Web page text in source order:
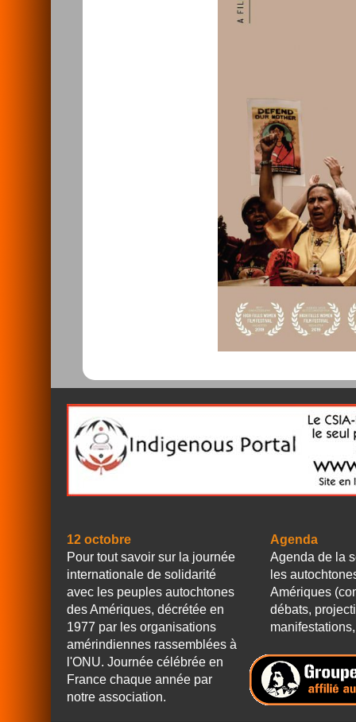
12 octobre
Pour tout savoir sur la journée
internationale de solidarité
avec les peuples autochtones
des Amériques, décrétée en
1977 par les organisations
amérindiennes rassemblées à
l'ONU. Journée célébrée en
France chaque année par
notre association.
Agenda
Agenda de la
les
Amériques
débats,